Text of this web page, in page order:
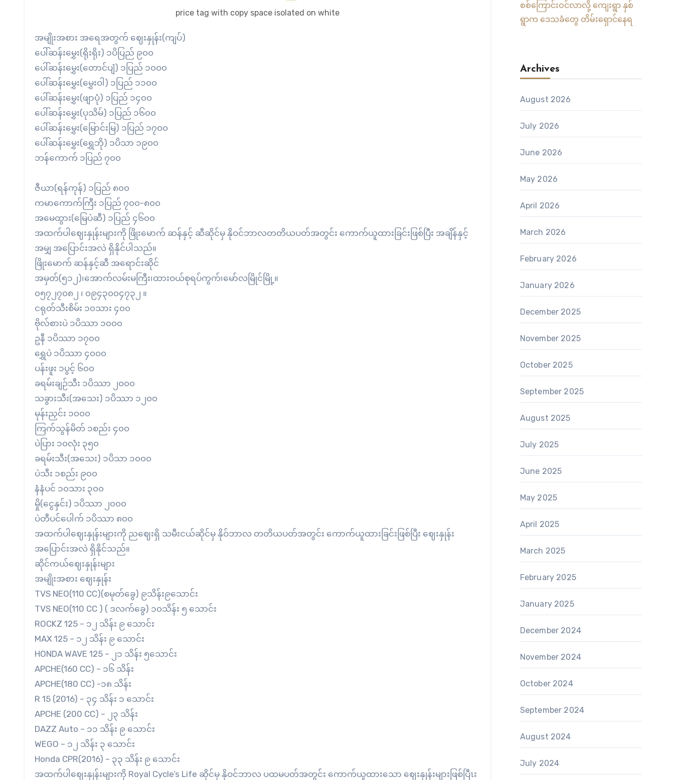
price tag with copy space isolated on white
အမျိုးအစား အရေအတွက် ဈေးနှုန်း(ကျပ်)
ပေါ်ဆန်းမွှေး(ရိုးရိုး) ၁ပိပြည် ၉၀၀
ပေါ်ဆန်းမွှေး(တောင်ပျံ) ၁ပြည် ၁၀၀၀
ပေါ်ဆန်းမွှေး(မွှေးဝါ) ၁ပြည် ၁၁၀၀
ပေါ်ဆန်းမွှေး(ဖျာပုံ) ၁ပြည် ၁၄၀၀
ပေါ်ဆန်းမွှေး(ပုသိမ်) ၁ပြည် ၁၆၀၀
ပေါ်ဆန်းမွှေး(မြောင်းမြ) ၁ပြည် ၁၇၀၀
ပေါ်ဆန်းမွှေး(ရွှေဘို) ၁ပိသာ ၁၉၀၀
ဘန်ကောက် ၁ပြည် ၇၀၀
ဇီယာ(ရန်ကုန်) ၁ပြည် ၈၀၀
ကမာကောက်ကြီး ၁ပြည် ၇၀၀-၈၀၀
အမေထွား(မြေပဲဆီ) ၁ပြည် ၄၆၀၀
အထက်ပါဈေးနှုန်းများကို ဖြိုးမောက် ဆန်နှင့် ဆီဆိုင်မှ နိုဝင်ဘာလတတိယပတ်အတွင်း ကောက်ယူထားခြင်းဖြစ်ပြီး အချိန်နှင့်
အမျှ အပြောင်းအလဲ ရှိနိုင်ပါသည်။
ဖြိုးမောက် ဆန်နှင့်ဆီ အရောင်းဆိုင်
အမှတ်(၅၁၂)၊အောက်လမ်းမကြီး၊ထားဝယ်စုရပ်ကွက်၊မော်လမြိုင်မြို့။
၀၅၇၂၇၀၈၂ ၊ ၀၉၄၃၀၀၄၇၃၂ ။
ငရုတ်သီးစိမ်း ၁၀သား ၄၀၀
ဗိုလ်စားပဲ ၁ပိဿာ ၁၀၀၀
ဥနီ ၁ပိဿာ ၁၇၀၀
ရွှေပဲ ၁ပိဿာ ၄၀၀၀
ပန်းဖူး ၁ပွင့် ၆၀၀
ခရမ်းချဉ်သီး ၁ပိဿာ ၂၀၀၀
သခွားသီး(အသေး) ၁ပိဿာ ၁၂၀၀
မုန်းညှင်း ၁၀၀၀
ကြက်သွန်မိတ် ၁စည်း ၄၀၀
ပဲပြား ၁၀လုံး ၃၅၀
ခရမ်းသီး(အသေး) ၁ပိသာ ၁၀၀၀
ပဲသီး ၁စည်း ၉၀၀
နံနံပင် ၁၀သား ၃၀၀
မှို(ငွေနှင်း) ၁ပိဿာ ၂၀၀၀
ပဲတီပင်ပေါက် ၁ပိဿာ ၈၀၀
အထက်ပါဈေးနှုန်းများကို ညဈေးရှိ သမီးငယ်ဆိုင်မှ နိုဝ်ဘာလ တတိယပတ်အတွင်း ကောက်ယူထားခြင်းဖြစ်ပြီး ဈေးနှုန်း
အပြောင်းအလဲ ရှိနိုင်သည်။
ဆိုင်ကယ်ဈေးနှုန်းများ
အမျိုးအစား ဈေးနှုန်း
TVS NEO(110 CC)(စမုတ်ခွေ) ၉သိန်း၉သောင်း
TVS NEO(110 CC ) ( ဒလက်ခွေ) ၁၀သိန်း ၅ သောင်း
ROCKZ 125 – ၁၂ သိန်း ၉ သောင်း
MAX 125 – ၁၂ သိန်း ၉ သောင်း
HONDA WAVE 125 – ၂၁ သိန်း ၅သောင်း
APCHE(160 CC) – ၁၆ သိန်း
APCHE(180 CC) -၁၈ သိန်း
R 15 (2016) – ၃၄ သိန်း ၁ သောင်း
APCHE (200 CC) – ၂၃ သိန်း
DAZZ Auto – ၁၁ သိန်း ၉ သောင်း
WEGO – ၁၂ သိန်း ၃ သောင်း
Honda CPR(2016) – ၃၃ သိန်း ၉ သောင်း
အထက်ပါဈေးနှုန်းများကို Royal Cycle’s Life ဆိုင်မှ နိုဝင်ဘာလ ပထမပတ်အတွင်း ကောက်ယူထားသော ဈေးနှုန်းများဖြစ်ပြီၤး
စစ်ကြောင်းဝင်လာလို့ ကျေးရွာ နှစ်
ရွာက ဒေသခံတွေ တိမ်းရှောင်နေရ
Archives
August 2026
July 2026
June 2026
May 2026
April 2026
March 2026
February 2026
January 2026
December 2025
November 2025
October 2025
September 2025
August 2025
July 2025
June 2025
May 2025
April 2025
March 2025
February 2025
January 2025
December 2024
November 2024
October 2024
September 2024
August 2024
July 2024